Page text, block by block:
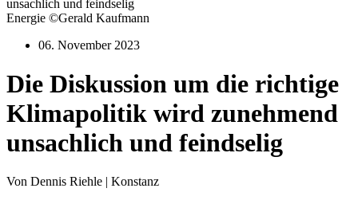
Energie ©Gerald Kaufmann
06. November 2023
Die Diskussion um die richtige
Klimapolitik wird zunehmend
unsachlich und feindselig
Von Dennis Riehle | Konstanz